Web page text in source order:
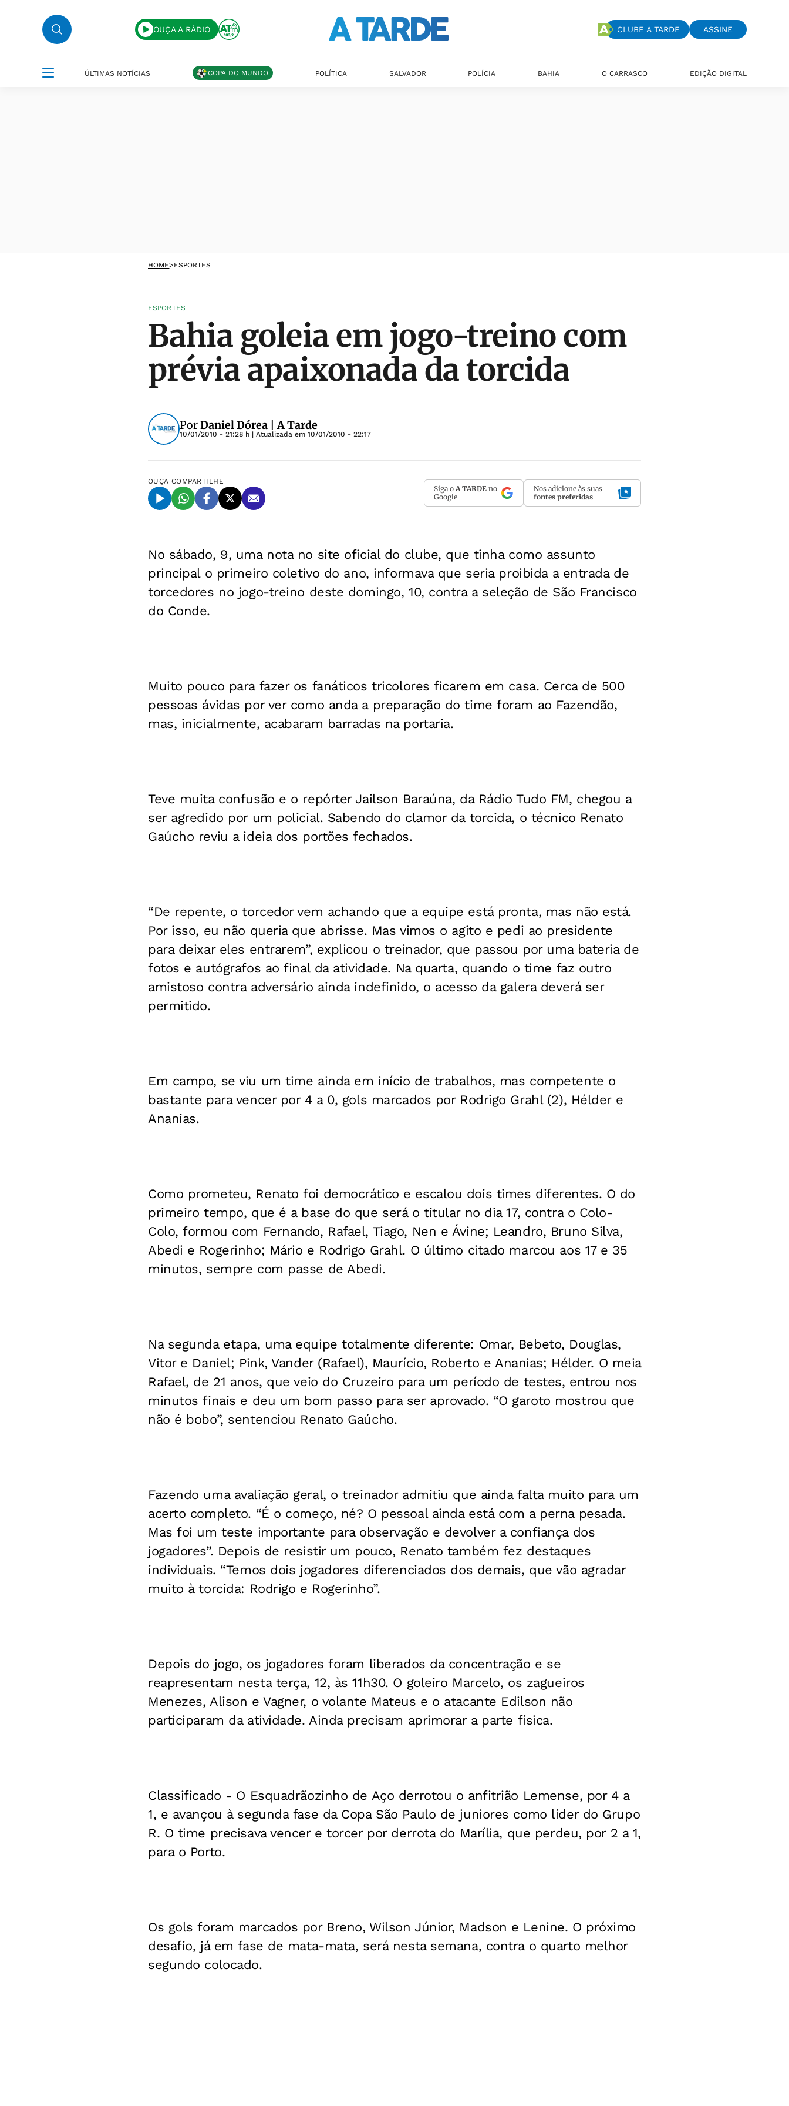
OUÇA A RÁDIO CLUBE A TARDE ASSINE
ÚLTIMAS NOTÍCIAS COPA DO MUNDO POLÍTICA SALVADOR POLÍCIA BAHIA O CARRASCO EDIÇÃO DIGITAL
HOME>ESPORTES
ESPORTES
Bahia goleia em jogo-treino com
prévia apaixonada da torcida
PorDaniel Dórea | A Tarde
10/01/2010 - 21:28 h | Atualizada em 10/01/2010 - 22:17
OUÇA COMPARTILHE
Siga o A TARDE no
Google
Nos adicione às suas
fontes preferidas
No sábado, 9, uma nota no site oficial do clube, que tinha como assunto
principal o primeiro coletivo do ano, informava que seria proibida a entrada de
torcedores no jogo-treino deste domingo, 10, contra a seleção de São Francisco
do Conde.
Muito pouco para fazer os fanáticos tricolores ficarem em casa. Cerca de 500
pessoas ávidas por ver como anda a preparação do time foram ao Fazendão,
mas, inicialmente, acabaram barradas na portaria.
Teve muita confusão e o repórter Jailson Baraúna, da Rádio Tudo FM, chegou a
ser agredido por um policial. Sabendo do clamor da torcida, o técnico Renato
Gaúcho reviu a ideia dos portões fechados.
“De repente, o torcedor vem achando que a equipe está pronta, mas não está.
Por isso, eu não queria que abrisse. Mas vimos o agito e pedi ao presidente
para deixar eles entrarem”, explicou o treinador, que passou por uma bateria de
fotos e autógrafos ao final da atividade. Na quarta, quando o time faz outro
amistoso contra adversário ainda indefinido, o acesso da galera deverá ser
permitido.
Em campo, se viu um time ainda em início de trabalhos, mas competente o
bastante para vencer por 4 a 0, gols marcados por Rodrigo Grahl (2), Hélder e
Ananias.
Como prometeu, Renato foi democrático e escalou dois times diferentes. O do
primeiro tempo, que é a base do que será o titular no dia 17, contra o Colo-
Colo, formou com Fernando, Rafael, Tiago, Nen e Ávine; Leandro, Bruno Silva,
Abedi e Rogerinho; Mário e Rodrigo Grahl. O último citado marcou aos 17 e 35
minutos, sempre com passe de Abedi.
Na segunda etapa, uma equipe totalmente diferente: Omar, Bebeto, Douglas,
Vitor e Daniel; Pink, Vander (Rafael), Maurício, Roberto e Ananias; Hélder. O meia
Rafael, de 21 anos, que veio do Cruzeiro para um período de testes, entrou nos
minutos finais e deu um bom passo para ser aprovado. “O garoto mostrou que
não é bobo”, sentenciou Renato Gaúcho.
Fazendo uma avaliação geral, o treinador admitiu que ainda falta muito para um
acerto completo. “É o começo, né? O pessoal ainda está com a perna pesada.
Mas foi um teste importante para observação e devolver a confiança dos
jogadores”. Depois de resistir um pouco, Renato também fez destaques
individuais. “Temos dois jogadores diferenciados dos demais, que vão agradar
muito à torcida: Rodrigo e Rogerinho”.
Depois do jogo, os jogadores foram liberados da concentração e se
reapresentam nesta terça, 12, às 11h30. O goleiro Marcelo, os zagueiros
Menezes, Alison e Vagner, o volante Mateus e o atacante Edilson não
participaram da atividade. Ainda precisam aprimorar a parte física.
Classificado - O Esquadrãozinho de Aço derrotou o anfitrião Lemense, por 4 a
1, e avançou à segunda fase da Copa São Paulo de juniores como líder do Grupo
R. O time precisava vencer e torcer por derrota do Marília, que perdeu, por 2 a 1,
para o Porto.
Os gols foram marcados por Breno, Wilson Júnior, Madson e Lenine. O próximo
desafio, já em fase de mata-mata, será nesta semana, contra o quarto melhor
segundo colocado.